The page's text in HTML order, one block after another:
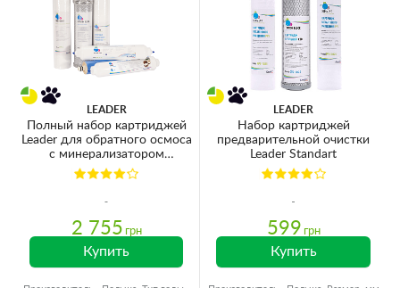
LEADER
Полный набор картриджей
Leader для обратного осмоса
с минерализатором
(мембрана 50GPD)
2 755 грн
Купить
LEADER
Набор картриджей
предварительной очистки
Leader Standart
599 грн
Купить